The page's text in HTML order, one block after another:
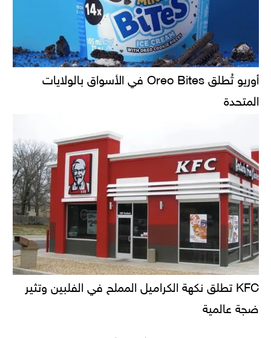
أوريو تُطلق Oreo Bites في الأسواق بالولايات
المتحدة
KFC تطلق نكهة الكراميل المملح في الفلبين وتثير
ضجة عالمية